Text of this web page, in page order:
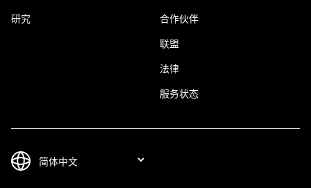
研究 合作伙伴
联盟
法律
服务状态